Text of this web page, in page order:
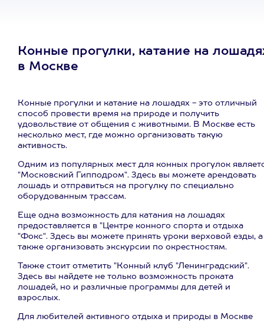
Конные прогулки, катание на
в Москве
Конные прогулки и катание на лошадях - это отличный
способ провести время на природе и получить
удовольствие от общения с животными. В Москве есть
несколько мест, где можно организовать такую
активность.
Одним из популярных мест для конных прогулок
"Московский Гипподром". Здесь вы можете арендовать
лошадь и отправиться на прогулку по специально
оборудованным трассам.
Еще одна возможность для катания на лошадях
предоставляется в "Центре конного спорта и отдыха
"Фокс". Здесь вы можете принять уроки верховой езды, а
также организовать экскурсии по окрестностям.
Также стоит отметить "Конный клуб "Ленинградский".
Здесь вы найдете не только возможность проката
лошадей, но и различные программы для детей и
взрослых.
Для любителей активного отдыха и природы в Москве